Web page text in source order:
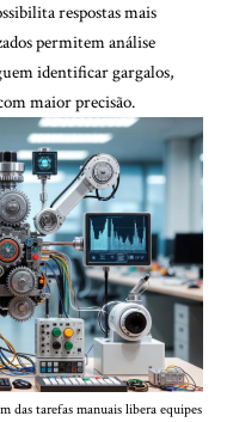
respostas mais
permitem análise
identificar gargalos,
maior precisão.
das tarefas manuais libera equipes